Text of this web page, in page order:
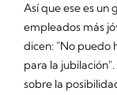
Así que ese es un
empleados más
dicen: "No puedo
para la
sobre la